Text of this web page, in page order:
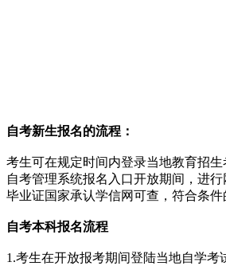
自考新生报名的流程 ：
考生可在规定时间内登录当地教育招
自考管理系统报名入口开放期间，进
毕业证国家承认学信网可查，符合条件
自考本科报名流程
1.考生在开放报考期间登陆当地自学